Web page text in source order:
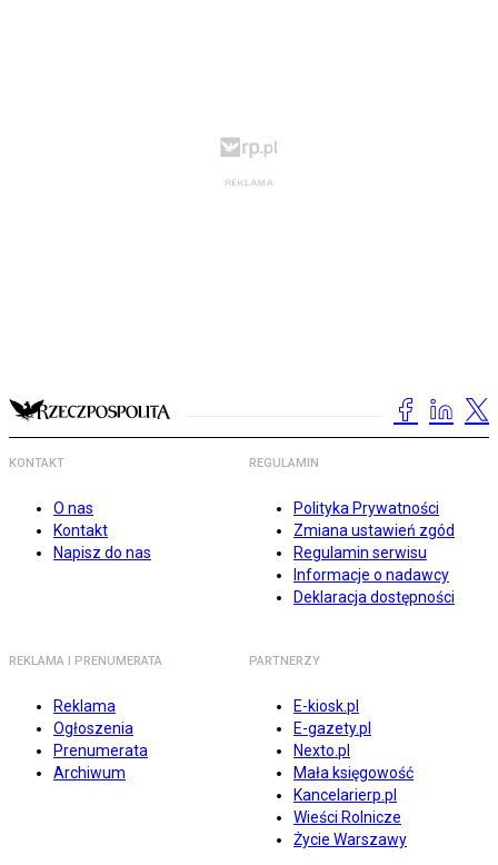
KONTAKT
O nas
Kontakt
Napisz do nas
REGULAMIN
Polityka Prywatności
Zmiana ustawień zgód
Regulamin serwisu
Informacje o nadawcy
Deklaracja dostępności
REKLAMA I PRENUMERATA
Reklama
Ogłoszenia
Prenumerata
Archiwum
PARTNERZY
E-kiosk.pl
E-gazety.pl
Nexto.pl
Mała księgowość
Kancelarierp.pl
Wieści Rolnicze
Życie Warszawy